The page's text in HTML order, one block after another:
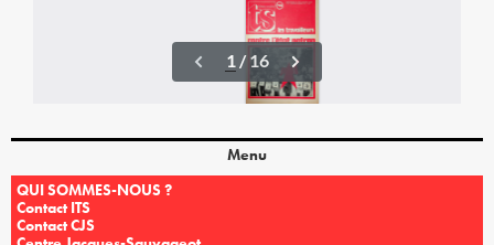
Menu
QUI SOMMES-NOUS ?
Contact ITS
Contact CJS